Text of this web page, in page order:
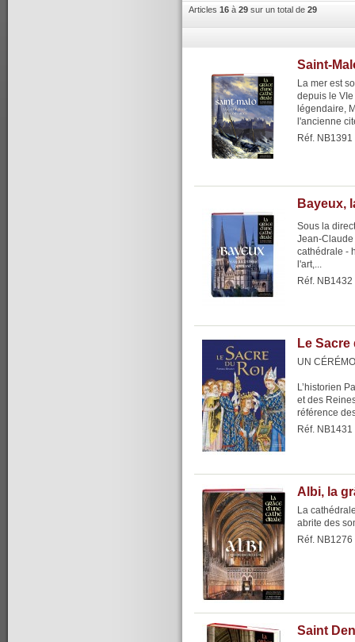
Articles 16 à 29 sur un total de 29
Saint-
La mer est
depuis le
légendaire,
l'ancienne
Réf. NB1391
Bayeux,
Sous la
Jean-
cathédrale -
l'art,...
Réf. NB1432
Le Sacre
UN
L’historien
et des
référence
Réf. NB1431
Albi, la
La
abrite des
Réf. NB1276
Saint